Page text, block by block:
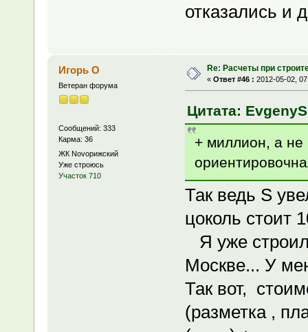
отказались и
Игорь О
Ветеран форума
Сообщений: 333
Карма: 36
ЖК Novoрижский
Уже строюсь
Участок 710
Re: Расчеты при
« Ответ #46 : 2012-05-02,
Цитата:
+ миллион, а
Так ведь S
цоколь стоит
Я уже
Москве... У
Так вот,
(разметка ,